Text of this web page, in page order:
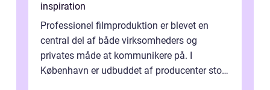
inspiration
Professionel filmproduktion er blevet en
central del af både virksomheders og
privates måde at kommunikere på. I
København er udbuddet af producenter stort,